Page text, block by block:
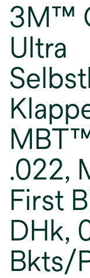
3M™
Ultra
.022,
First
DHk,
Bkts/